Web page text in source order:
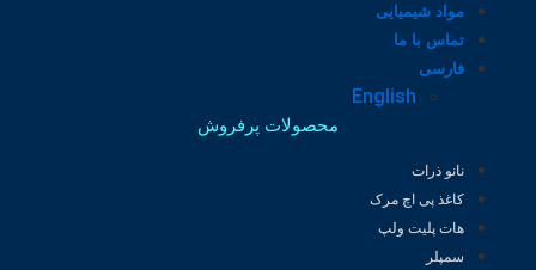
مواد شیمیایی
تماس با ما
فارسی
English
محصولات پرفروش
نانو ذرات
کاغذ پی اچ مرک
هات پلیت ولپ
سمپلر